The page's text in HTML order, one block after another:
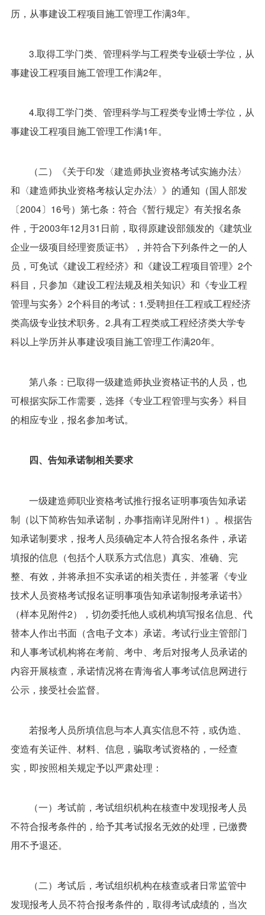
历，从事建设工程项目施工管理工作满3年。
3.取得工学门类、管理科学与工程类专业硕士学位，从
事建设工程项目施工管理工作满2年。
4.取得工学门类、管理科学与工程类专业博士学位，从
事建设工程项目施工管理工作满1年。
（二）《关于印发〈建造师执业资格考试实施办法〉
和〈建造师执业资格考核认定办法〉》的通知（国人部发
〔2004〕16号）第七条：符合《暂行规定》有关报名条
件，于2003年12月31日前，取得原建设部颁发的《建筑业
企业一级项目经理资质证书》，并符合下列条件之一的人
员，可免试《建设工程经济》和《建设工程项目管理》2个
科目，只参加《建设工程法规及相关知识》和《专业工程
管理与实务》2个科目的考试：1.受聘担任工程或工程经济
类高级专业技术职务。2.具有工程类或工程经济类大学专
科以上学历并从事建设项目施工管理工作满20年。
第八条：已取得一级建造师执业资格证书的人员，也
可根据实际工作需要，选择《专业工程管理与实务》科目
的相应专业，报名参加考试。
四、告知承诺制相关要求
一级建造师职业资格考试推行报名证明事项告知承诺
制（以下简称告知承诺制，办事指南详见附件1）。根据告
知承诺制要求，报考人员须确定本人符合报名条件，承诺
填报的信息（包括个人联系方式信息）真实、准确、完
整、有效，并将承担不实承诺的相关责任，并签署《专业
技术人员资格考试报名证明事项告知承诺制报考承诺书》
（样本见附件2），切勿委托他人或机构填写报名信息、代
替本人作出书面（含电子文本）承诺。考试行业主管部门
和人事考试机构将在考前、考中、考后对报考人员承诺的
内容开展核查，承诺情况将在青海省人事考试信息网进行
公示，接受社会监督。
若报考人员所填信息与本人真实信息不符，或伪造、
变造有关证件、材料、信息，骗取考试资格的，一经查
实，即按照相关规定予以严肃处理：
（一）考试前，考试组织机构在核查中发现报考人员
不符合报考条件的，给予其考试报名无效的处理，已缴费
用不予退还。
（二）考试后，考试组织机构在核查或者日常监管中
发现报考人员不符合报考条件的，取得考试成绩的，当次